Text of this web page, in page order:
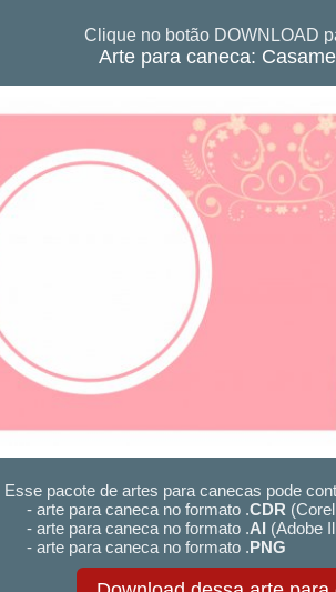
Clique no botão DOWNLOAD
Arte para caneca:
Esse pacote de artes para canecas pode
- arte para caneca no formato .CDR
- arte para caneca no formato .AI (Adobe
- arte para caneca no formato .PNG